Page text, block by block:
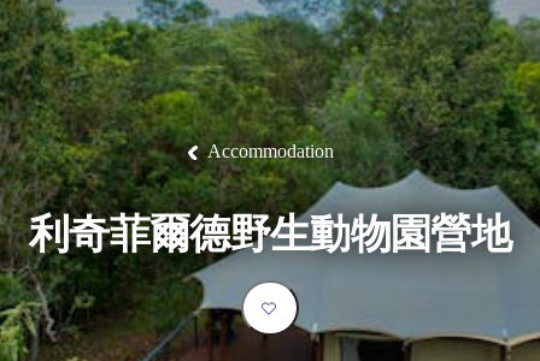
主
目
錄
必
訪
景
點
最
受
歡
迎
目
的
地
爾
文
斯
泉
烏
魯
魯
國
家
公
園
菲
特
國
家
公
園
塔
卡
國
家
公
園
提
維
群
島
東
阿
納
姆
地
馬
塔
蘭
溫
泉
池
尼
特
米
魯
克
國
公
園
魯
卡
魯
/
魔
鬼
石
保
護
區
馬
古
克
瀑
布
茨
奧
里
查
/
西
唐
納
國
家
公
園
體
驗
旅
客
體
驗
攻
略
慶
與
活
動
外
和
探
險
和
野
生
動
植
物
歷
史
與
文
物
釣
魚
豪
華
旅
游
露
營
和
華
野
營
駕
遊
規
劃
和
預
訂
住
宿
覽
團
交
通
工
具
Accommodation
利奇菲爾德野生動物園營地